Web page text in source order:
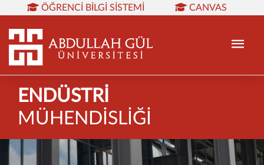
ÖĞRENCI BILGI SISTEMI
CANVAS
WEB MAIL
EN
ENDÜSTRİ
MÜHENDİSLİĞİ